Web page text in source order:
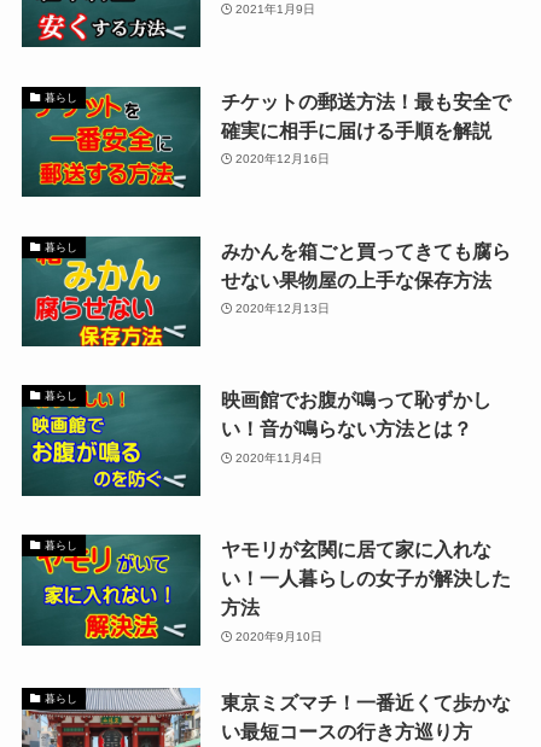
2021年1月9日
暮らし
チケットの郵送方法！最も安全で
確実に相手に届ける手順を解説
2020年12月16日
暮らし
みかんを箱ごと買ってきても腐ら
せない果物屋の上手な保存方法
2020年12月13日
暮らし
映画館でお腹が鳴って恥ずかし
い！音が鳴らない方法とは？
2020年11月4日
暮らし
ヤモリが玄関に居て家に入れな
い！一人暮らしの女子が解決した
方法
2020年9月10日
暮らし
東京ミズマチ！一番近くて歩かな
い最短コースの行き方巡り方